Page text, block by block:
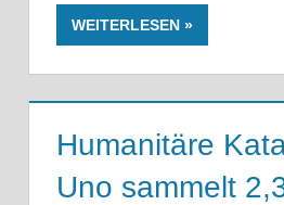
WEITERLESEN
Humanitäre
Uno sammelt